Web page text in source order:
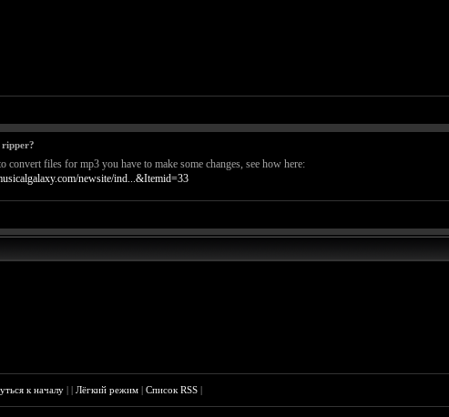
ripper?
convert files for mp3 you have to make some changes, see how here:
newsite/ind...&Itemid=33
к началу ||Лёгкий режим |Список RSS |